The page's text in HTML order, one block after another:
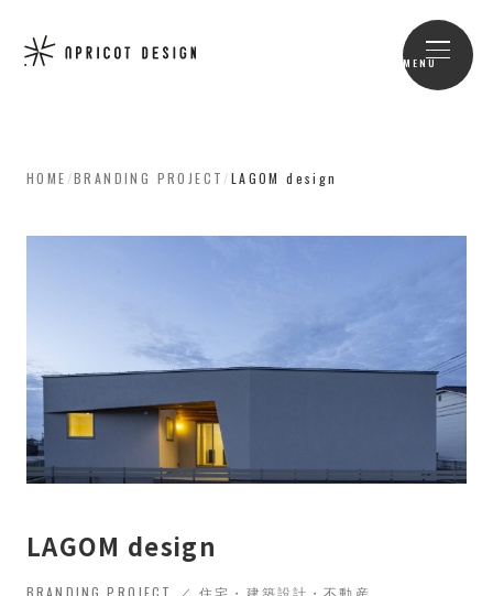
MENU
HOME /BRANDING PROJECT /LAGOM design
LAGOM design
BRANDING PROJECT ／ 住宅・建築設計・不動産